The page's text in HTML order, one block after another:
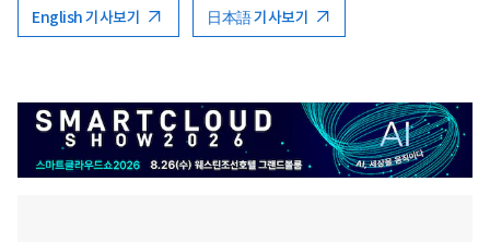
English 기사보기 日本語 기사보기